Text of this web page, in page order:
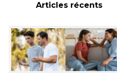
Articles récents